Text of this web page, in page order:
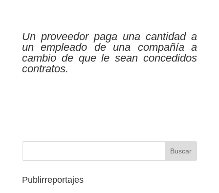
Un proveedor paga una cantidad a
un empleado de una compañía a
cambio de que le sean concedidos
contratos.
Publirreportajes